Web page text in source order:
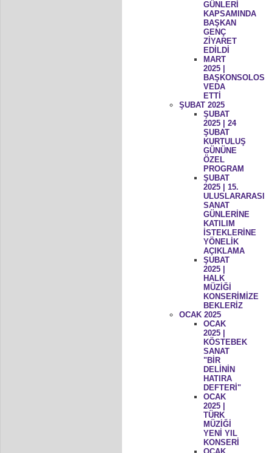
GÜNLERİ
KAPSAMINDA
BAŞKAN
GENÇ
ZİYARET
EDİLDİ
MART
2025 |
BAŞKONSOLOS
VEDA
ETTİ
ŞUBAT 2025
ŞUBAT
2025 | 24
ŞUBAT
KURTULUŞ
GÜNÜNE
ÖZEL
PROGRAM
ŞUBAT
2025 | 15.
ULUSLARARASI
SANAT
GÜNLERİNE
KATILIM
İSTEKLERİNE
YÖNELİK
AÇIKLAMA
ŞUBAT
2025 |
HALK
MÜZİĞİ
KONSERİMİZE
BEKLERİZ
OCAK 2025
OCAK
2025 |
KÖSTEBEK
SANAT
"BİR
DELİNİN
HATIRA
DEFTERİ"
OCAK
2025 |
TÜRK
MÜZİĞİ
YENİ YIL
KONSERİ